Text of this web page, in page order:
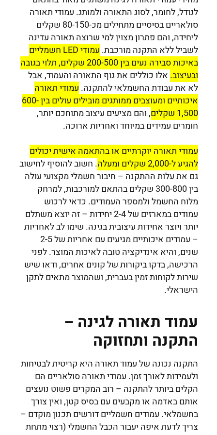
לגודל, לחומר, לסוג התאורה ולמותג. עמודי תאורה
סולאריים בסיסיים מתחילים מכ-80-150 שקלים
ליחידה, והם פתרון מצוין למי שרוצה תאורה עדינה
לשביל ללא התקנה מורכבת.
עמודי LED חשמליים
באיכות סבירה נעים בין 200-500 שקלים, תלוי בגובה
ובעיצוב. אלו כוללים את גוף התאורה והעמוד, אבל
לא את עבודת החשמלאי להתקנה. עמודי תאורה
איכותיים ומעוצבים ממותגים מובילים עולים בין 600-
1,500 שקלים
, והם מציעים עיצוב מתוחכם יותר,
חומרים עמידים במיוחד ואחריות ארוכה.
עמודי תאורה יוקרתיים או בהתאמה אישית יכולים
להגיע ל-2,000 שקלים ומעלה
. חשוב להוסיף לחישוב
גם את עלות ההתקנה – חיבור חשמלי מקצועי עולה
בין 300-800 שקלים בהתאם למורכבות, למרחק
מלוח החשמל ולמספר העמודים. כדאי לרכוש
עמודים במארזים של 2-4 יחידות – זה יוצא משתלם
יותר ויוצר אחידות עיצובית בגינה. שימו לב לאחריות
– עמודים איכותיים מגיעים עם אחריות של 2-5
שנים, והיא אינדיקציה טובה לאיכות המוצר. לפני
הרכישה, בדקו ביקורות של קונים אחרים, ודאו שיש
שירות לקוחות זמין בעברית, ושהמוצר מתאים לתקן
הישראלי.
עמוד תאורה לגינה –
התקנה ותחזוקה
התקנה נכונה של עמוד תאורה היא קריטית לבטיחות
ולעמידות לאורך זמן. עמודי תאורה סולאריים הם
הקלים ביותר להתקנה – רוב המקרים פשוט נועצים
אותם באדמה או מקבעים עם בסיס קטן, ואין צורך
בחשמלאי. עמודים חשמליים דורשים תכנון מוקדם –
צריך לדעת איפה יעבור הכבל החשמלי (רצוי מתחת